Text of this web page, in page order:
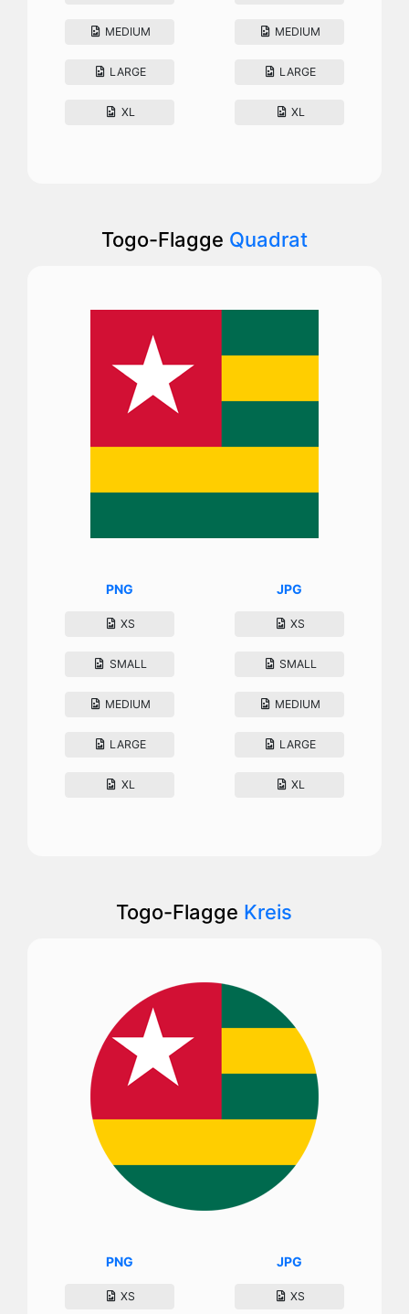
MEDIUM
LARGE
XL
MEDIUM
LARGE
XL
Togo-Flagge Quadrat
PNG
XS
SMALL
MEDIUM
LARGE
XL
JPG
XS
SMALL
MEDIUM
LARGE
XL
Togo-Flagge Kreis
PNG
XS
JPG
XS